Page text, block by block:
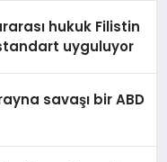
hukuk Filistin
uyguluyor
savaşı bir ABD